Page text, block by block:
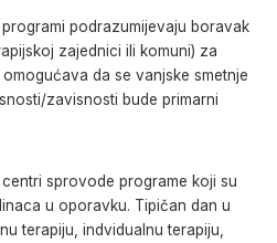
podrazumijevaju boravak
zajednici ili komuni) za
da se vanjske smetnje
zavisnosti bude primarni
sprovode programe koji su
u oporavku. Tipičan dan u
terapiju, indvidualnu terapiju,